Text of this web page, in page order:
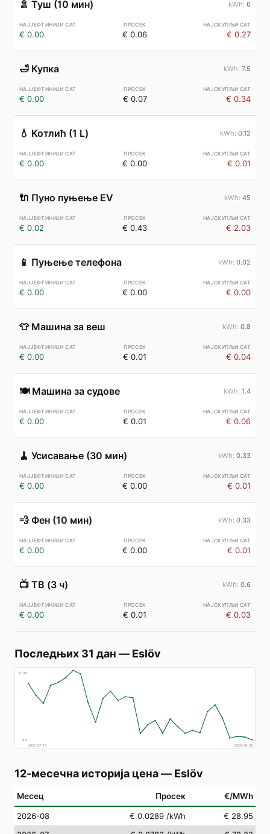
🚿 Туш (10 мин) 6
€ 0.00 € 0.06 € 0.27
🛁 Купка 7.5
€ 0.00 € 0.07 € 0.34
💧 Котлић (1 L) 0.12
€ 0.00 € 0.00 € 0.01
🔌 Пуно пуњење EV 45
€ 0.02 € 0.43 € 2.03
📱 Пуњење телефона 0.02
€ 0.00 € 0.00 € 0.00
👕 Машина за веш 0.8
€ 0.00 € 0.01 € 0.04
🍽️ Машина за судове 1.4
€ 0.00 € 0.01 € 0.06
🧹 Усисавање (30 мин) 0.33
€ 0.00 € 0.00 € 0.01
💨 Фен (10 мин) 0.33
€ 0.00 € 0.00 € 0.01
📺 ТВ (3 ч) 0.6
€ 0.00 € 0.01 € 0.03
Последњих 31 дан — Eslöv
€148
€4
2026-07-10
2026-08-09
12-месечна историја цена— Eslöv
Месец Просек €/MWh
2026-08 € 0.0289 /kWh
€ 28.95